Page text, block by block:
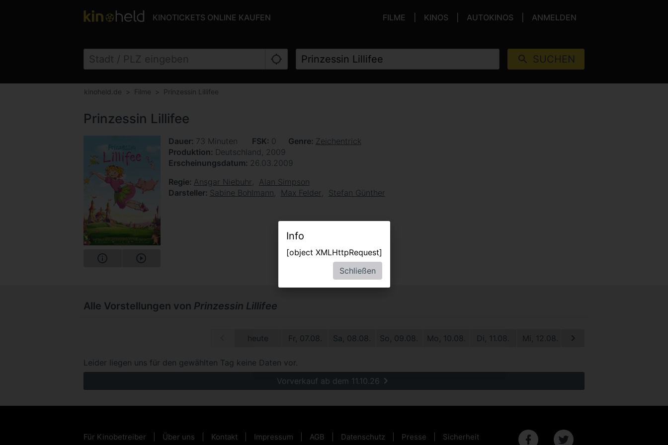
KINOTICKETS ONLINE KAUFEN FILME KINOS AUTOKINOS ANMELDEN
SUCHEN
kinoheld.de Filme Prinzessin Lillifee
Prinzessin Lillifee
Dauer 73 Minuten FSK 0 Genre Zeichentrick
Produktion Deutschland, 2009
Erscheinungsdatum 26.03.2009
Regie Ansgar Niebuhr
Alan Simpson
Darsteller Sabine Bohlmann Max Felder Stefan Günther
Alle Vorstellungen von Prinzessin Lillifee
heute Fr, 07.08. Sa, 08.08. So, 09.08. Mo, 10.08. Di, 11.08. Mi, 12.08. Do, 13.08.
Leider liegen uns für den gewählten Tag keine Daten vor.
Vorverkauf ab dem 11.10.26
Für Kinobetreiber Über uns Kontakt Impressum AGB Datenschutz Presse Sicherheit
Info
[object XMLHttpRequest]
Schließen